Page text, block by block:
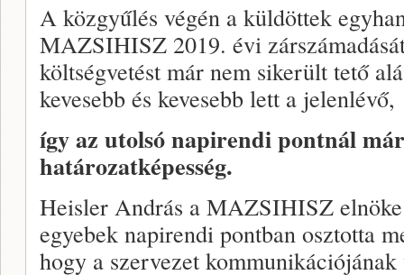
A közgyűlés végén a küldöttek
MAZSIHISZ 2019. évi
költségvetést már nem sikerült tető
kevesebb és kevesebb lett a jelenlévő,
így az utolsó napirendi pontnál
határozatképesség.
Heisler András a MAZSIHISZ
egyebek napirendi pontban osztotta
hogy a szervezet kommunikációjának